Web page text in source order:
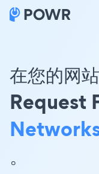
在您的网
Request
。